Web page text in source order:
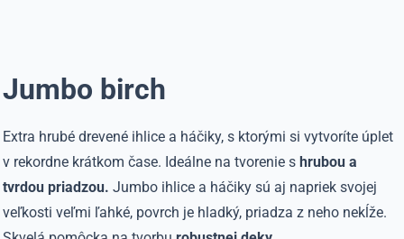
Jumbo birch
Extra hrubé drevené ihlice a háčiky, s ktorými si vytvoríte úplet
v rekordne krátkom čase. Ideálne na tvorenie shrubou a
tvrdou priadzou. Jumbo ihlice a háčiky sú aj napriek svojej
veľkosti veľmi ľahké, povrch je hladký, priadza z neho nekĺže.